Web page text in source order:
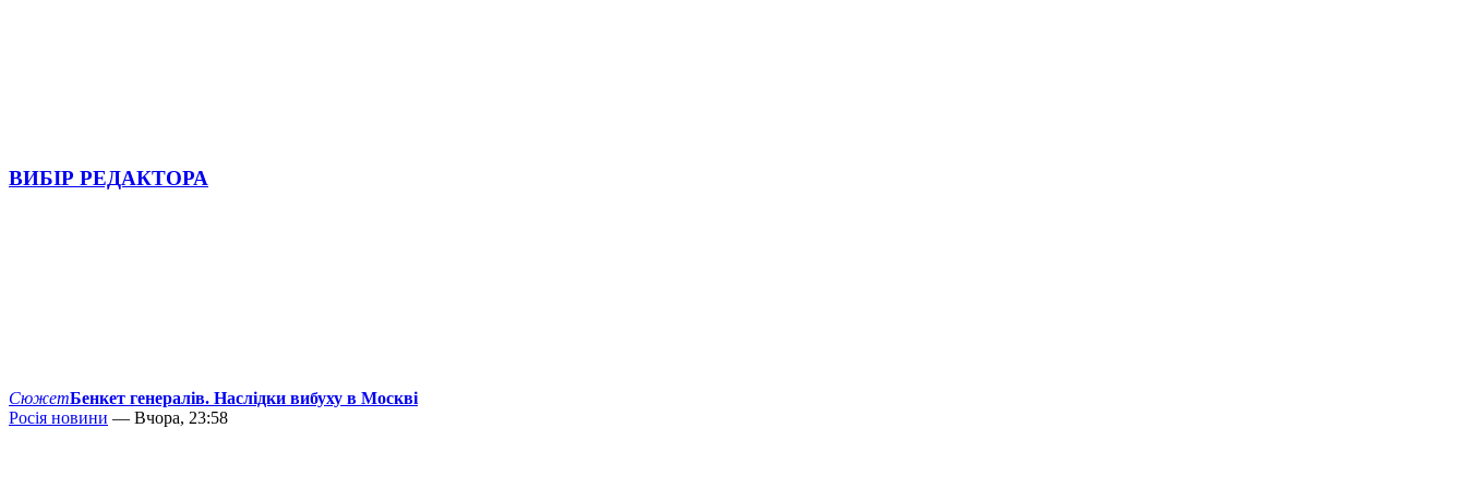
ВИБІР РЕДАКТОРА
СюжетБенкет генералів. Наслідки вибуху в Москві
Росія новини — Вчора, 23:58